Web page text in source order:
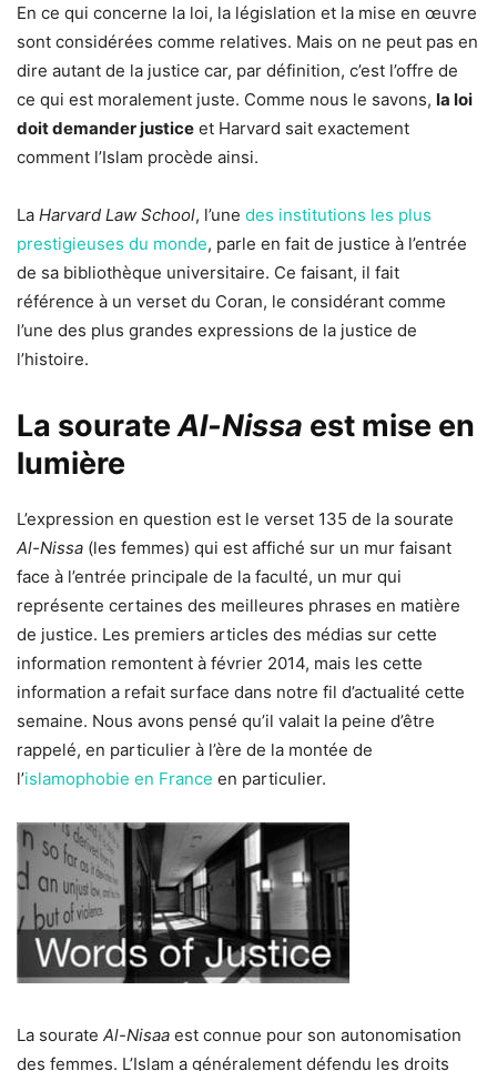
En ce qui concerne la loi, la législation et la mise en œuvre
sont considérées comme relatives. Mais on ne peut pas en
dire autant de la justice car, par définition, c’est l’offre de
ce qui est moralement juste. Comme nous le savons, la loi
doit demander justice et Harvard sait exactement
comment l’Islam procède ainsi.
La Harvard Law School, l’une des institutions les plus
prestigieuses du monde, parle en fait de justice à l’entrée
de sa bibliothèque universitaire. Ce faisant, il fait
référence à un verset du Coran, le considérant comme
l’une des plus grandes expressions de la justice de
l’histoire.
La sourateAl-Nissa est mise en
lumière
L’expression en question est le verset 135 de la sourate
Al-Nissa (les femmes) qui est affiché sur un mur faisant
face à l’entrée principale de la faculté, un mur qui
représente certaines des meilleures phrases en matière
de justice. Les premiers articles des médias sur cette
information remontent à février 2014, mais les cette
information a refait surface dans notre fil d’actualité cette
semaine. Nous avons pensé qu’il valait la peine d’être
rappelé, en particulier à l’ère de la montée de
l’islamophobie en France en particulier.
La sourate Al-Nisaa est connue pour son autonomisation
des femmes. L’Islam a généralement défendu les droits